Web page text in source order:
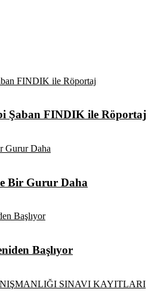
Şaban FINDIK ile Röportaj
Bir Gurur Daha
Başlıyor